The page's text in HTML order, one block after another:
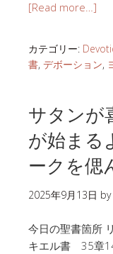
[Read more…]
カテゴリー:
書, デボーション,
サタンが
が始まる
ークを偲
2025年9月13日 by
今日の聖書箇所
キエル書 35章